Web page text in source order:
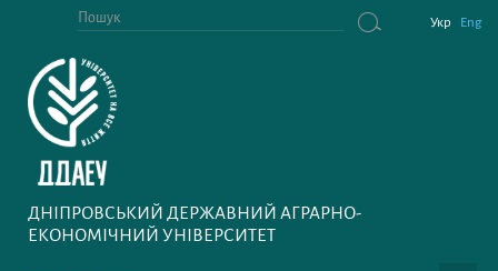
Укр Eng
ДНІПРОВСЬКИЙ ДЕРЖАВНИЙ АГРАРНО-
ЕКОНОМІЧНИЙ УНІВЕРСИТЕТ